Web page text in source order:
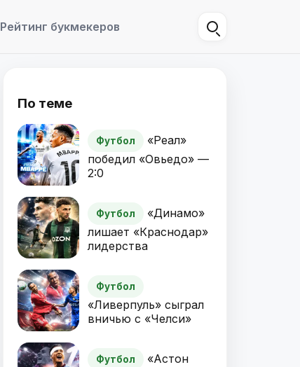
Рейтинг букмекеров
По теме
Футбол
«Реал»
победил «Овьедо» —
2:0
Футбол
«Динамо»
лишает «Краснодар»
лидерства
Футбол
«Ливерпуль» сыграл
вничью с «Челси»
Футбол
«Астон